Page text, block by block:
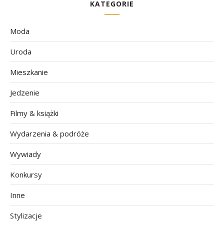
KATEGORIE
Moda
Uroda
Mieszkanie
Jedzenie
Filmy & książki
Wydarzenia & podróże
Wywiady
Konkursy
Inne
Stylizacje